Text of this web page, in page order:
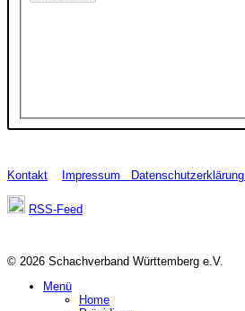
Kontakt Impressum Datenschutzerklärung
RSS-Feed
© 2026 Schachverband Württemberg e.V.
Menü
Home